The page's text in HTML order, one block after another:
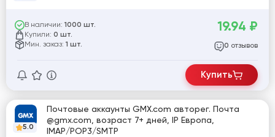
В наличии: 1000 шт.
Купили: 0 шт.
Мин. заказ: 1 шт.
19.94 ₽
0 отзывов
Купить
5.0
Почтовые аккаунты GMX.com авторег. Почта
@gmx.com, возраст 7+ дней, IP Европа,
IMAP/POP3/SMTP